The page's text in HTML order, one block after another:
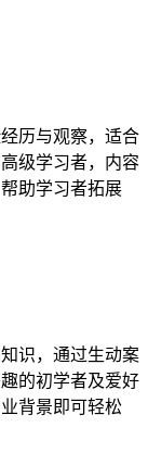
历与观察，适合
级学习者，内容
助学习者拓展
识，通过生动案
的初学者及爱好
背景即可轻松